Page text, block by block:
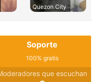
Quezon City
Soporte
100% gratis
que escuchan